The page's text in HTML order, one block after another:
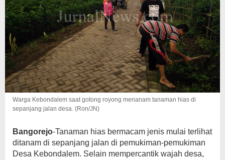
Warga Kebondalem saat gotong royong menanam tanaman hias di
sepanjang jalan desa. (Ron/JN)
Bangorejo-Tanaman hias bermacam jenis mulai terlihat
ditanam di sepanjang jalan di pemukiman-pemukiman
Desa Kebondalem. Selain mempercantik wajah desa,